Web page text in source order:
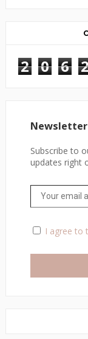
2 0 6
Newsletter
Subscribe to
updates right
I agree to